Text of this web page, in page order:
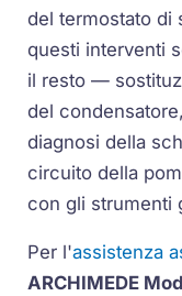
del termostato di
questi interventi
il resto —
del
diagnosi della
circuito della
con gli strumenti
Per l'assistenza
ARCHIMEDE